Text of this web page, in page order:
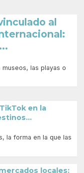
al
museos, las playas o
en la
la forma en la que las
locales: